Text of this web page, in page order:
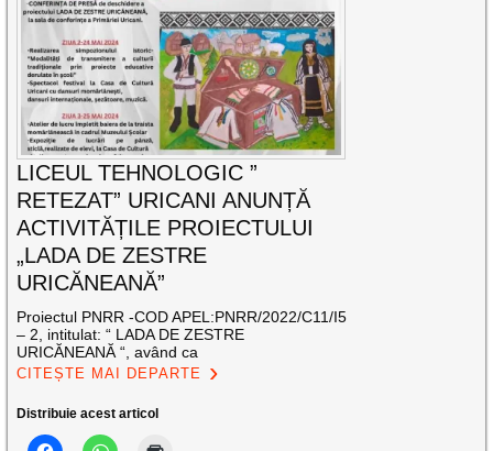
LICEUL TEHNOLOGIC ”
RETEZAT” URICANI ANUNȚĂ
ACTIVITĂȚILE PROIECTULUI
„LADA DE ZESTRE
URICĂNEANĂ”
Proiectul PNRR -COD APEL:PNRR/2022/C11/I5
– 2, intitulat: “ LADA DE ZESTRE
URICĂNEANĂ “, având ca
CITEȘTE MAI DEPARTE
Distribuie acest articol